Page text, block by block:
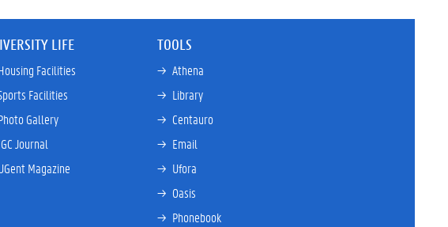
LIFE
Facilities
Facilities
Gallery
Journal
Magazine
TOOLS
→ Athena
→ Library
→ Centauro
→ Email
→ Ufora
→ Oasis
→ Phonebook